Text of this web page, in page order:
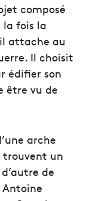
composé
la fois la
attache au
Il choisit
édifier son
être vu de
arche
trouvent un
de
Antoine